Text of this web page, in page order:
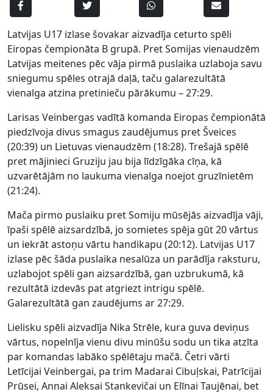
Latvijas U17 izlase šovakar aizvadīja ceturto spēli
Eiropas čempionāta B grupā. Pret Somijas vienaudzēm
Latvijas meitenes pēc vāja pirmā puslaika uzlaboja savu
sniegumu spēles otrajā daļā, taču galarezultātā
vienalga atzina pretinieču pārākumu – 27:29.
Larisas Veinbergas vadītā komanda Eiropas čempionātā
piedzīvoja divus smagus zaudējumus pret Šveices
(20:39) un Lietuvas vienaudzēm (18:28). Trešajā spēlē
pret mājinieci Gruziju jau bija līdzīgāka cīņa, kā
uzvarētājām no laukuma vienalga noejot gruzīnietēm
(21:24).
Mača pirmo puslaiku pret Somiju mūsējās aizvadīja vāji,
īpaši spēlē aizsardzībā, jo somietes spēja gūt 20 vārtus
un iekrāt astoņu vārtu handikapu (20:12). Latvijas U17
izlase pēc šāda puslaika nesalūza un parādīja raksturu,
uzlabojot spēli gan aizsardzībā, gan uzbrukumā, kā
rezultātā izdevās pat atgriezt intrigu spēlē.
Galarezultātā gan zaudējums ar 27:29.
Lielisku spēli aizvadīja Nika Strēle, kura guva deviņus
vārtus, nopelnīja vienu divu minūšu sodu un tika atzīta
par komandas labāko spēlētaju mačā. Četri vārti
Letīcijai Veinbergai, pa trim Madarai Cibuļskai, Patrīcijai
Prūsei, Annai Aleksai Stankevičai un Elīnai Taujēnai, bet